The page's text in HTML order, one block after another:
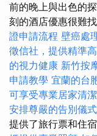
前的晚上與出色的
刻的酒店優惠很難
證申請流程 壁癌處
徵信社，提供精準
的視力健康 新竹按
申請教學 宜蘭的台
可享受專業居家清
安排尊嚴的告別儀式
提供了旅行票和住宿